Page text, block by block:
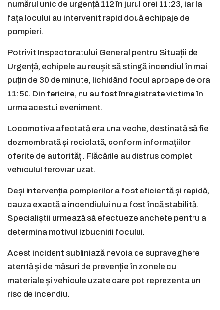
numărul unic de urgență 112 în jurul orei 11:23, iar la
fața locului au intervenit rapid două echipaje de
pompieri.
Potrivit Inspectoratului General pentru Situații de
Urgență, echipele au reușit să stingă incendiul în mai
puțin de 30 de minute, lichidând focul aproape de ora
11:50. Din fericire, nu au fost înregistrate victime în
urma acestui eveniment.
Locomotiva afectată era una veche, destinată să fie
dezmembrată și reciclată, conform informațiilor
oferite de autorități. Flăcările au distrus complet
vehiculul feroviar uzat.
Deși intervenția pompierilor a fost eficientă și rapidă,
cauza exactă a incendiului nu a fost încă stabilită.
Specialiștii urmează să efectueze anchete pentru a
determina motivul izbucnirii focului.
Acest incident subliniază nevoia de supraveghere
atentă și de măsuri de prevenție în zonele cu
materiale și vehicule uzate care pot reprezenta un
risc de incendiu.